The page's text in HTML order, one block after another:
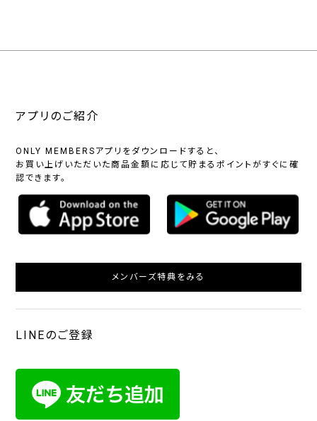
アプリのご紹介
ONLY MEMBERSアプリをダウンロードすると、
お買い上げいただいた商品金額に応じて貯まるポイントがすぐに確
認できます。
メンバーズ特典をみる
LINEのご登録